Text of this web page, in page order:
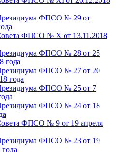
ФПСО № 29 от
ФПСО № X от 13.11.2018
ФПСО № 28 от 25
года
ФПСО № 27 от 20
года
ФПСО № 25 от 7
ФПСО № 24 от 18
ФПСО № 9 от 19 апреля
ФПСО № 23 от 19
года